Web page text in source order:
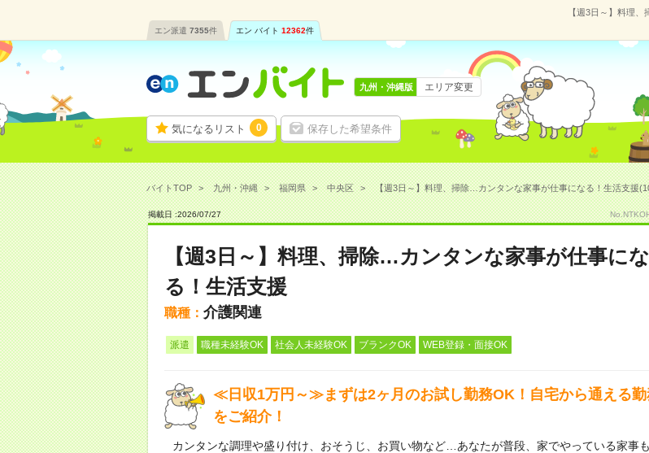
【週3日～】料理
エン派遣 7355件 エン バイト 12362件
気になるリスト 0 保存した希望条件
九州・沖縄版 エリア変更
バイトTOP 九州・沖縄 福岡県 中央区 【週3日～】料理、掃除…カンタンな家事が仕事になる！生活支援
掲載日 :2026/07/27
【週3日～】料理、掃除…カンタンな家事が仕事にな
る！生活支援
職種： 介護関連
派遣 職種未経験OK 社会人未経験OK ブランクOK WEB登録・面接OK
≪日収1万円～≫まずは2ヶ月のお試し勤務OK！自宅から通える勤
をご紹介！
カンタンな調理や盛り付け、おそうじ、お買い物など…あなたが普段、家でやっている家事